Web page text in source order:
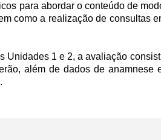
para abordar o conteúdo de
como a realização de consultas
Unidades 1 e 2, a avaliação
além de dados de